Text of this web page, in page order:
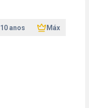
10 anos Máx